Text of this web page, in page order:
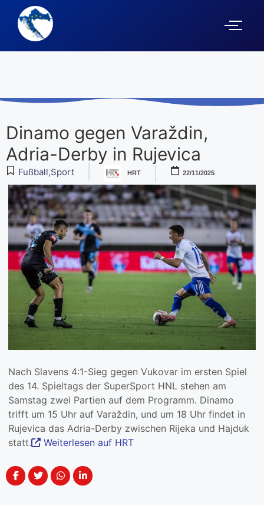
Dinamo gegen Varaždin,
Adria-Derby in Rujevica
Fußball,Sport HRT 22/11/2025
Nach Slavens 4:1-Sieg gegen Vukovar im ersten Spiel
des 14. Spieltags der SuperSport HNL stehen am
Samstag zwei Partien auf dem Programm. Dinamo
trifft um 15 Uhr auf Varaždin, und um 18 Uhr findet in
Rujevica das Adria-Derby zwischen Rijeka und Hajduk
statt.
Weiterlesen auf HRT